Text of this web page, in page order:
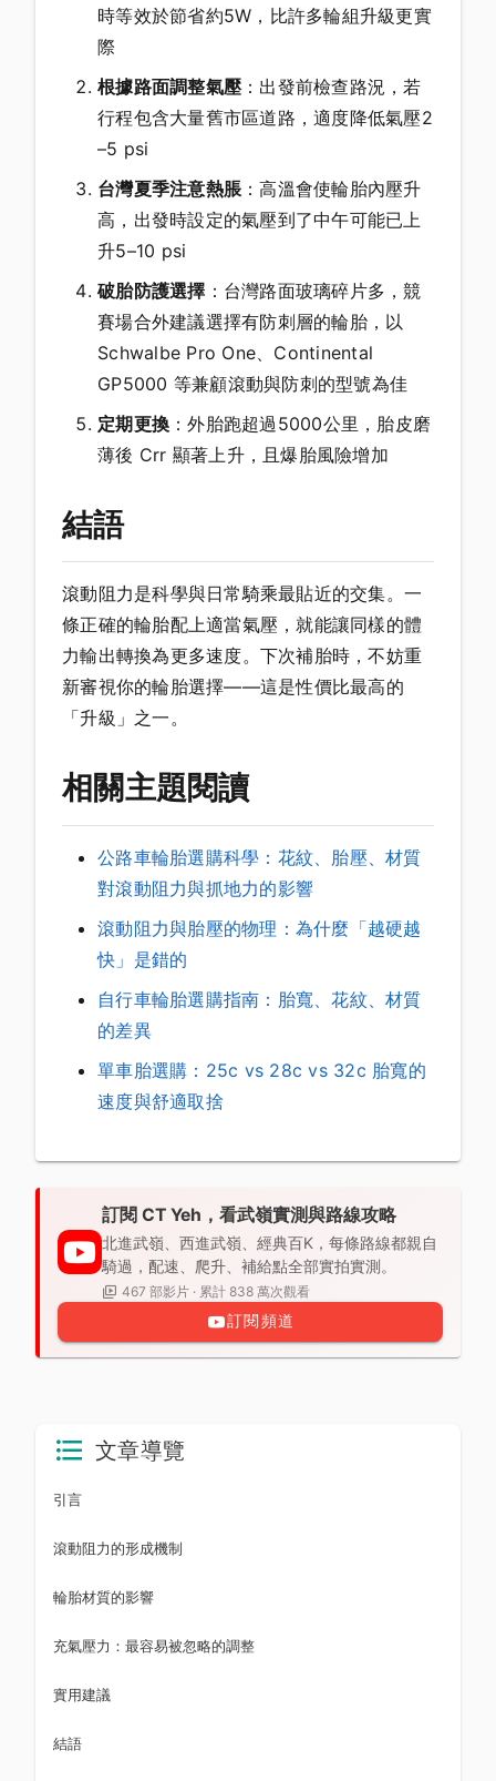
時等效於節省約5W，比許多輪組升級更實
際
根據路面調整氣壓：出發前檢查路況，若
行程包含大量舊市區道路，適度降低氣壓2
–5 psi
台灣夏季注意熱脹：高溫會使輪胎內壓升
高，出發時設定的氣壓到了中午可能已上
升5–10 psi
破胎防護選擇 ：台灣路面玻璃碎片多，競
賽場合外建議選擇有防刺層的輪胎，以
Schwalbe Pro One、Continental
GP5000 等兼顧滾動與防刺的型號為佳
定期更換 ：外胎跑超過5000公里，胎皮磨
薄後 Crr 顯著上升，且爆胎風險增加
結語
滾動阻力是科學與日常騎乘最貼近的交集。一
條正確的輪胎配上適當氣壓，就能讓同樣的體
力輸出轉換為更多速度。下次補胎時，不妨重
新審視你的輪胎選擇——這是性價比最高的
「升級」之一。
相關主題閱讀
公路車輪胎選購科學：花紋、胎壓、材質
對滾動阻力與抓地力的影響
滾動阻力與胎壓的物理：為什麼「越硬越
快」是錯的
自行車輪胎選購指南：胎寬、花紋、材質
的差異
單車胎選購：25c vs 28c vs 32c 胎寬的
速度與舒適取捨
訂閱 CT Yeh，看武嶺實測與路線攻略
北進武嶺、西進武嶺、經典百K，每條路線都親自
騎過，配速、爬升、補給點全部實拍實測。
467 部影片 · 累計 838 萬次觀看
訂閱頻道
文章導覽
引言
滾動阻力的形成機制
輪胎材質的影響
充氣壓力：最容易被忽略的調整
實用建議
結語